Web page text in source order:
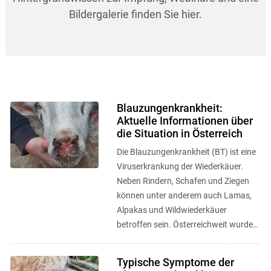
Bildergalerie finden Sie hier.
Blauzungenkrankheit:
Aktuelle Informationen über
die Situation in Österreich
Die Blauzungenkrankheit (BT) ist eine
Viruserkrankung der Wiederkäuer.
Neben Rindern, Schafen und Ziegen
können unter anderem auch Lamas,
Alpakas und Wildwiederkäuer
betroffen sein. Österreichweit wurden
Typische Symptome der